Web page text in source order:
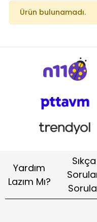
Ürün bulunamadı.
Yardım
Lazım Mı?
Sıkça